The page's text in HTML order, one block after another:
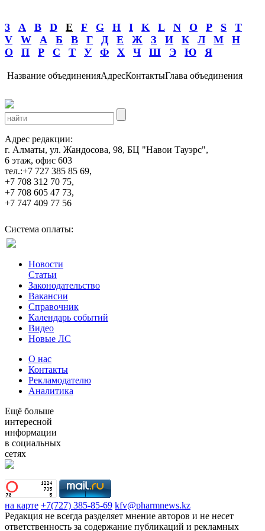
3 A B D E F G H I K L N O P S
T
V
W А Б В Г Д Е Ж З И К Л М
Н
О
П Р С Т У Ф Х Ч Ш Э Ю Я
Название объединенияАдресКонтактыГлава объединения
Адрес редакции:
г. Алматы, ул. Жандосова, 98, БЦ "Навои Тауэрс",
6 этаж, офис 603
тел.:+7 727 385 85 69,
+7 708 312 70 75,
+7 708 605 47 73,
+7 747 409 77 56
Система оплаты:
Новости
Статьи
Законодательство
Вакансии
Справочник
Календарь событий
Видео
Новые ЛС
О нас
Контакты
Рекламодателю
Аналитика
Ещё больше
интересной
информации
в социальных
сетях
на карте +7(727) 385-85-69 kfv@pharmnews.kz
Редакция не всегда разделяет мнение авторов и не несет
ответственность за содержание публикаций и рекламных